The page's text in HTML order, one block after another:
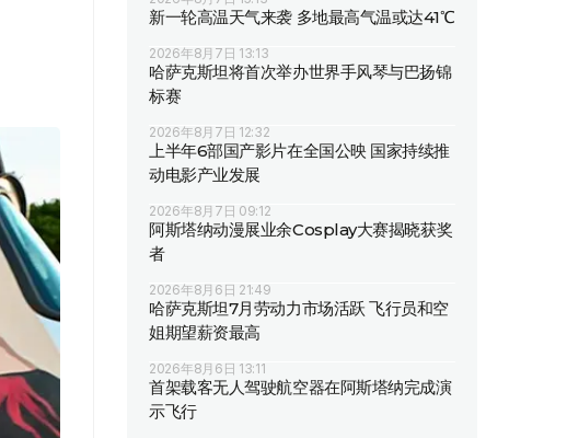
新一轮高温天气来袭 多地最高气温或达41℃
2026年8月7日 13:13
哈萨克斯坦将首次举办世界手风琴与巴扬锦
标赛
2026年8月7日 12:32
上半年6部国产影片在全国公映 国家持续推
动电影产业发展
2026年8月7日 09:12
阿斯塔纳动漫展业余Cosplay大赛揭晓获奖
者
2026年8月6日 21:49
哈萨克斯坦7月劳动力市场活跃 飞行员和空
姐期望薪资最高
2026年8月6日 13:11
首架载客无人驾驶航空器在阿斯塔纳完成演
示飞行